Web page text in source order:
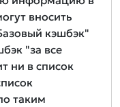
вносить
кэшбэк"
"за все
ни в список
таким